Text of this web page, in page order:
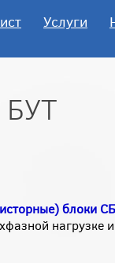
Услуги
блоки СБ
нагрузке